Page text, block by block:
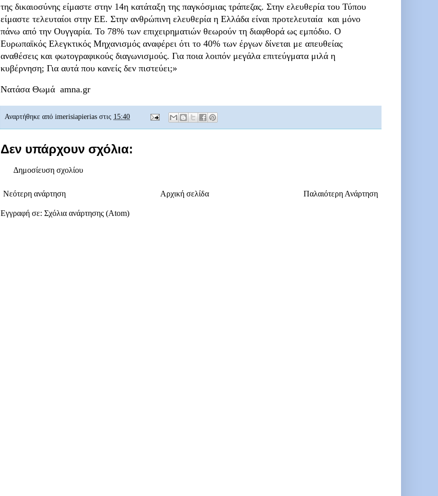
της δικαιοσύνης είμαστε στην 14η κατάταξη της παγκόσμιας τράπεζας. Στην ελευθερία του Τύπου
είμαστε τελευταίοι στην ΕΕ. Στην ανθρώπινη ελευθερία η Ελλάδα είναι προτελευταία και μόνο
πάνω από την Ουγγαρία. Το 78% των επιχειρηματιών θεωρούν τη διαφθορά ως εμπόδιο. Ο
Ευρωπαϊκός Ελεγκτικός Μηχανισμός αναφέρει ότι το 40% των έργων δίνεται με απευθείας
αναθέσεις και φωτογραφικούς διαγωνισμούς. Για ποια λοιπόν μεγάλα επιτεύγματα μιλά η
κυβέρνηση; Για αυτά που κανείς δεν πιστεύει;»
Νατάσα Θωμά amna.gr
Αναρτήθηκε από imerisiapierias στις 15:40
Δεν υπάρχουν σχόλια:
Δημοσίευση σχολίου
Νεότερη ανάρτηση Παλαιότερη Ανάρτηση
Αρχική σελίδα
Εγγραφή σε: Σχόλια ανάρτησης (Atom)